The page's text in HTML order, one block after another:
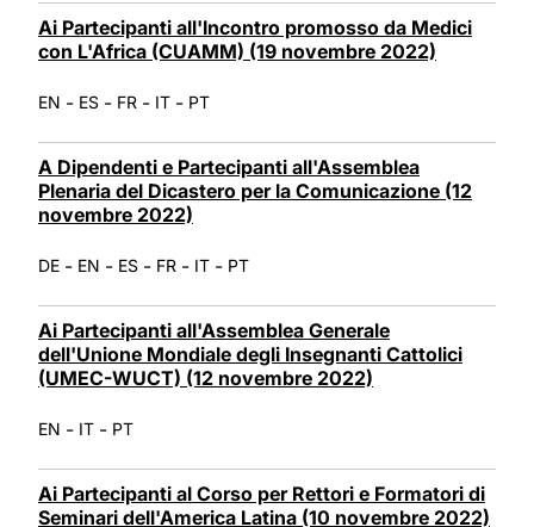
Ai Partecipanti all'Incontro promosso da Medici
con L'Africa (CUAMM) (19 novembre 2022)
EN - ES - FR - IT - PT
A Dipendenti e Partecipanti all'Assemblea
Plenaria del Dicastero per la Comunicazione (12
novembre 2022)
DE - EN - ES - FR - IT - PT
Ai Partecipanti all'Assemblea Generale
dell'Unione Mondiale degli Insegnanti Cattolici
(UMEC-WUCT) (12 novembre 2022)
EN - IT - PT
Ai Partecipanti al Corso per Rettori e Formatori di
Seminari dell'America Latina (10 novembre 2022)